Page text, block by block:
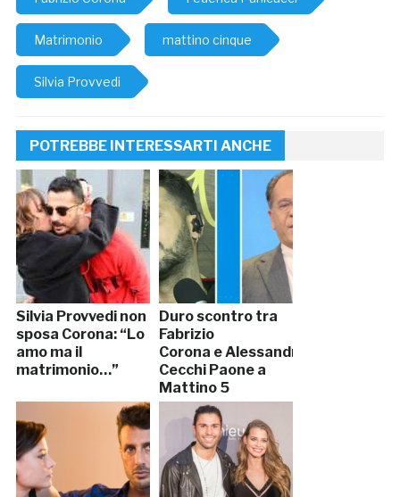
Matrimonio mattino cinque
Silvia Provvedi
POTREBBE INTERESSARTI ANCHE
Silvia Provvedi non
sposa Corona: “Lo
amo ma il
matrimonio…”
Duro scontro tra
Fabrizio
Corona e Alessandro
Cecchi Paone a
Mattino 5